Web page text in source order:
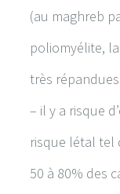
(au maghreb
poliomyélite,
très
– il y a risque
risque létal tel
50 à 80% des